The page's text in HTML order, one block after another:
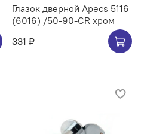
Глазок дверной Apecs 5116
(6016) /50-90-CR хром
331 ₽